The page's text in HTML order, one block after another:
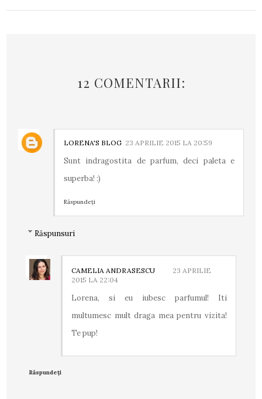
12 COMENTARII:
LORENA'S BLOG 23 APRILIE 2015 LA 20:59
Sunt indragostita de parfum, deci paleta e
superba! :)
Răspundeți
Răspunsuri
CAMELIA ANDRASESCU
23 APRILIE
2015 LA 22:04
Lorena, si eu iubesc parfumul! Iti
multumesc mult draga mea pentru vizita!
Te pup!
Răspundeți